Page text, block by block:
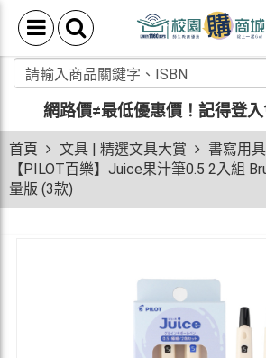
網路價≠最低優惠價！ 記得登入
首頁 文具 | 精選文具大賞
書寫用
【PILOT百樂】Juice果汁筆0.5 2入組
量版 (3款)